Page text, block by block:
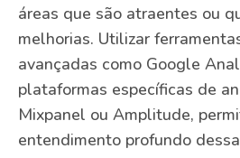
áreas que são atraentes ou
melhorias. Utilizar
avançadas como Google
plataformas específicas de
Mixpanel ou Amplitude,
entendimento profundo